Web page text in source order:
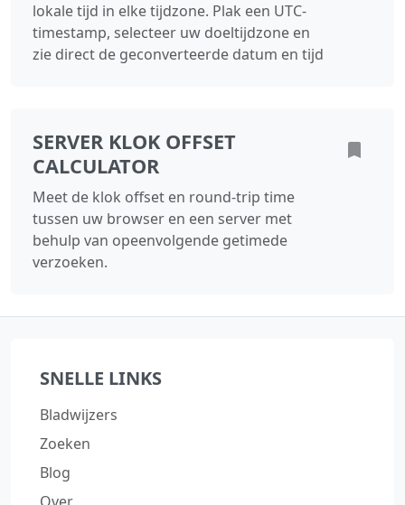
lokale tijd in elke tijdzone. Plak een UTC-
timestamp, selecteer uw doeltijdzone en
zie direct de geconverteerde datum en tijd
SERVER KLOK OFFSET
CALCULATOR
Meet de klok offset en round-trip time
tussen uw browser en een server met
behulp van opeenvolgende getimede
verzoeken.
SNELLE LINKS
Bladwijzers
Zoeken
Blog